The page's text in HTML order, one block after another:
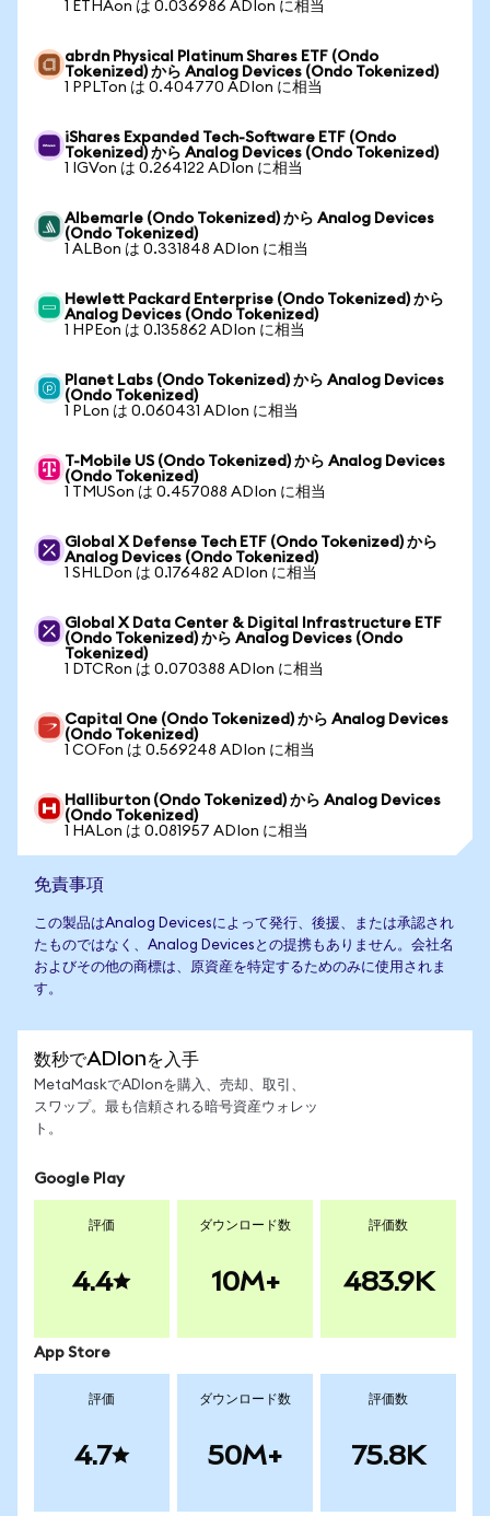
1 ETHAon は 0.036986 ADIon に相当
abrdn Physical Platinum Shares ETF (Ondo
Tokenized) から Analog Devices (Ondo Tokenized)
1 PPLTon は 0.404770 ADIon に相当
iShares Expanded Tech-Software ETF (Ondo
Tokenized) から Analog Devices (Ondo Tokenized)
1 IGVon は 0.264122 ADIon に相当
Albemarle (Ondo Tokenized) から Analog Devices
(Ondo Tokenized)
1 ALBon は 0.331848 ADIon に相当
Hewlett Packard Enterprise (Ondo Tokenized) から
Analog Devices (Ondo Tokenized)
1 HPEon は 0.135862 ADIon に相当
Planet Labs (Ondo Tokenized) から Analog Devices
(Ondo Tokenized)
1 PLon は 0.060431 ADIon に相当
T-Mobile US (Ondo Tokenized) から Analog Devices
(Ondo Tokenized)
1 TMUSon は 0.457088 ADIon に相当
Global X Defense Tech ETF (Ondo Tokenized) から
Analog Devices (Ondo Tokenized)
1 SHLDon は 0.176482 ADIon に相当
Global X Data Center & Digital Infrastructure ETF
(Ondo Tokenized) から Analog Devices (Ondo
Tokenized)
1 DTCRon は 0.070388 ADIon に相当
Capital One (Ondo Tokenized) から Analog Devices
(Ondo Tokenized)
1 COFon は 0.569248 ADIon に相当
Halliburton (Ondo Tokenized) から Analog Devices
(Ondo Tokenized)
1 HALon は 0.081957 ADIon に相当
免責事項
この製品はAnalog Devicesによって発行、後援、または承認され
たものではなく、Analog Devicesとの提携もありません。会社名
およびその他の商標は、原資産を特定するためのみに使用されま
す。
数秒でADIonを入手
MetaMaskでADIonを購入、売却、取引、
スワップ。最も信頼される暗号資産ウォレッ
ト。
Google Play
評価
4.4
ダウンロード数
10M+
評価数
483.9K
App Store
評価
4.7
ダウンロード数
50M+
評価数
75.8K